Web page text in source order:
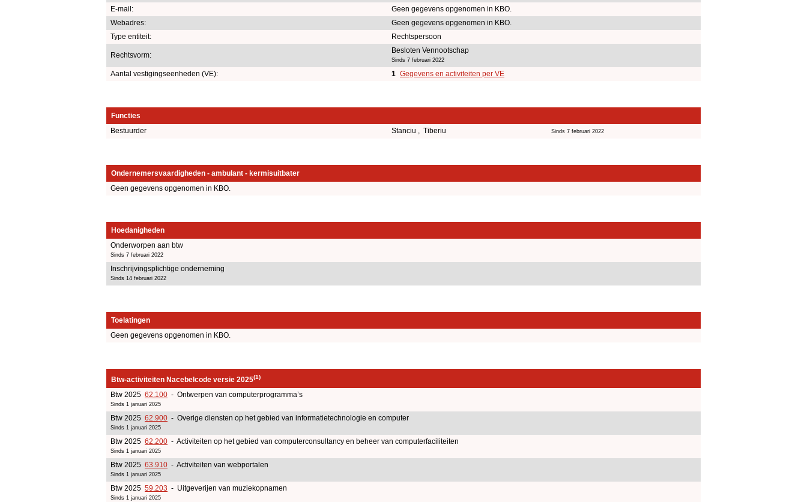
E-mail:
Geen gegevens opgenomen in KBO.
Webadres:
Geen gegevens opgenomen in KBO.
Type entiteit:
Rechtspersoon
Rechtsvorm:
Besloten Vennootschap
Sinds 7 februari 2022
Aantal vestigingseenheden (VE): 1 Gegevens en activiteiten per VE
Functies
Bestuurder
Stanciu , Tiberiu Sinds 7 februari 2022
Ondernemersvaardigheden - ambulant - kermisuitbater
Geen gegevens opgenomen in KBO.
Hoedanigheden
Onderworpen aan btw
Sinds 7 februari 2022
Inschrijvingsplichtige onderneming
Sinds 14 februari 2022
Toelatingen
Geen gegevens opgenomen in KBO.
Btw-activiteiten Nacebelcode versie 2025(1)
Btw 2025 62.100 - Ontwerpen van computerprogramma’s
Sinds 1 januari 2025
Btw 2025 62.900 - Overige diensten op het gebied van informatietechnologie en computer
Sinds 1 januari 2025
Btw 2025 62.200 - Activiteiten op het gebied van computerconsultancy en beheer van computerfaciliteiten
Sinds 1 januari 2025
Btw 2025 63.910 - Activiteiten van webportalen
Sinds 1 januari 2025
Btw 2025 59.203 - Uitgeverijen van muziekopnamen
Sinds 1 januari 2025